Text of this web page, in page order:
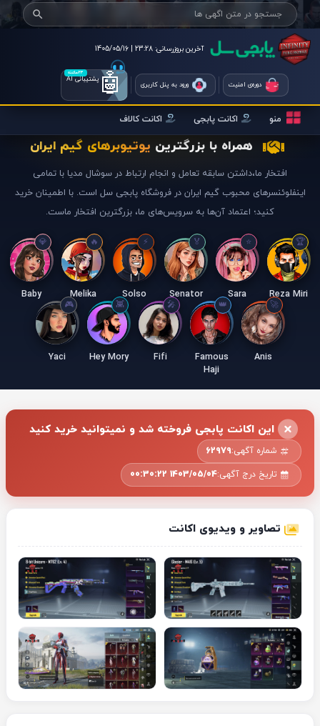
آخرین بروزرسانی: 23:28 | 1405/05/16
دوره‌ی امنیت ورود به پنل کاربری
۲۴ساعته 🤖 پشتیبانی AI
منو اکانت پابجی اکانت کالاف
همراه با بزرگترین یوتیوبرهای گیم ایران
افتخار ما،داشتن سابقه تعامل و انجام ارتباط در سوشال مدیا با تمامی
اینفلوئنسرهای محبوب گیم ایران در فروشگاه پابجی سل است. با اطمینان خرید
کنید؛ اعتماد آن‌ها به سرویس‌های ما، بزرگترین افتخار ماست.
Reza Miri
Sara
Senator
Solso
Melika
Baby
Anis
Famous
Haji
Fifi
Hey Mory
Yaci
این اکانت پابجی فروخته شد و نمیتوانید خرید کنید
شماره آگهی:62979
تاریخ درج آگهی:1403/05/04 00:30:22
تصاویر و ویدیوی اکانت